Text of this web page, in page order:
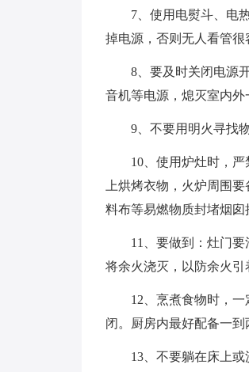
7、使用电熨斗、电
掉电源，否则无人看管很
8、要及时关闭电源
音机等电源，熄灭室内外
9、不要用明火寻找
10、使用炉灶时，
上烘烤衣物，火炉周围
料布等易燃物质封堵烟囱
11、要做到：灶门
将余火浇灭，以防余火引
12、烹煮食物时，
闭。厨房内最好配备一到
13、不要躺在床上